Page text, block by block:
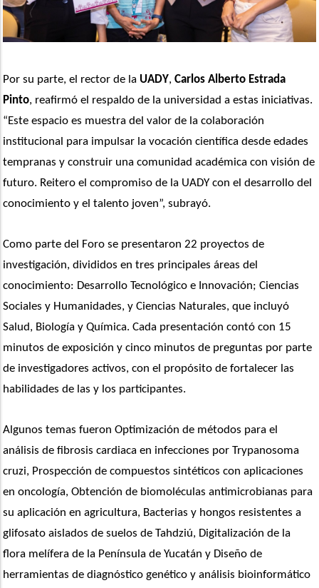
Por su parte, el rector de la UADY, Carlos Alberto Estrada
Pinto, reafirmó el respaldo de la universidad a estas iniciativas.
“Este espacio es muestra del valor de la colaboración
institucional para impulsar la vocación científica desde edades
tempranas y construir una comunidad académica con visión de
futuro. Reitero el compromiso de la UADY con el desarrollo del
conocimiento y el talento joven”, subrayó.
Como parte del Foro se presentaron 22 proyectos de
investigación, divididos en tres principales áreas del
conocimiento: Desarrollo Tecnológico e Innovación; Ciencias
Sociales y Humanidades, y Ciencias Naturales, que incluyó
Salud, Biología y Química. Cada presentación contó con 15
minutos de exposición y cinco minutos de preguntas por parte
de investigadores activos, con el propósito de fortalecer las
habilidades de las y los participantes.
Algunos temas fueron Optimización de métodos para el
análisis de fibrosis cardiaca en infecciones por Trypanosoma
cruzi, Prospección de compuestos sintéticos con aplicaciones
en oncología, Obtención de biomoléculas antimicrobianas para
su aplicación en agricultura, Bacterias y hongos resistentes a
glifosato aislados de suelos de Tahdziú, Digitalización de la
flora melífera de la Península de Yucatán y Diseño de
herramientas de diagnóstico genético y análisis bioinformático